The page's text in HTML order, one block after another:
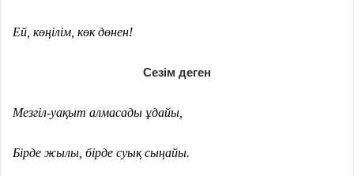
Ей, көңілім, көк дөнен!
Сезім деген
Мезгіл-уақыт алмасады ұдайы,
Бірде жылы, бірде суық сыңайы.